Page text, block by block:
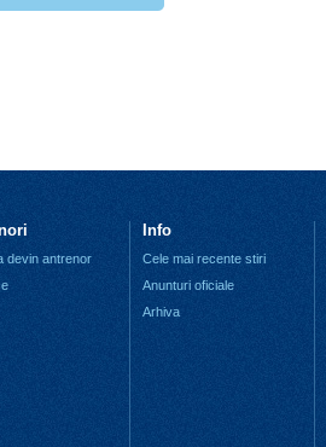
devin antrenor
Info
Cele mai recente stiri
Anunturi oficiale
Arhiva